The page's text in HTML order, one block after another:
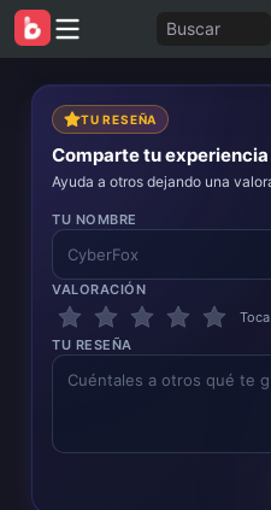
Buscar
TU RESEÑA
Comparte tu experiencia
Ayuda a otros dejando una
TU NOMBRE
VALORACIÓN
TU RESEÑA